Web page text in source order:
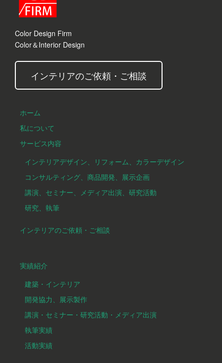
Color Design Firm
Color＆Interior Design
インテリアのご依頼・ご相談
ホーム
私について
サービス内容
インテリアデザイン、リフォーム、カラーデザイン
コンサルティング、商品開発、展示企画
講演、セミナー、メディア出演、研究活動
研究、執筆
インテリアのご依頼・ご相談
実績紹介
建築・インテリア
開発協力、展示製作
講演・セミナー・研究活動・メディア出演
執筆実績
活動実績